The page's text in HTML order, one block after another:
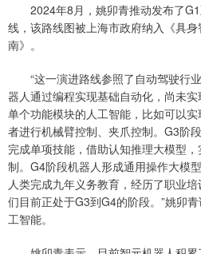
2024年8月，姚卯青推动发布了G1
线，该路线图被上海市政府纳入《具
南》。
“这一演进路线参照了自动驾驶行
器人通过编程实现基础自动化，尚未
单个功能模块的人工智能，比如可以
者进行机械臂控制、夹爪控制。G3阶
完成单项技能，借助认知推理大模型
制。G4阶段机器人形成通用操作大模
人类完成九年义务教育，经历了职业
们目前正处于G3到G4的阶段。”姚卯
工智能。